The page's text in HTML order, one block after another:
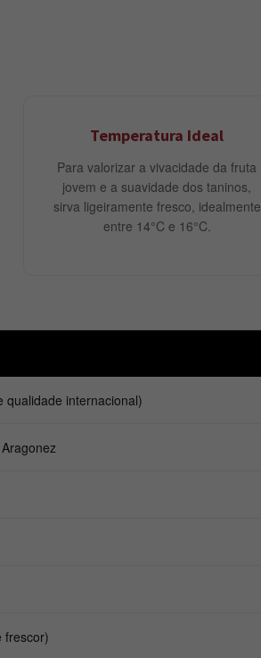
Temperatura Ideal
Para valorizar a vivacidade da fruta
jovem e a suavidade dos taninos,
sirva ligeiramente fresco, idealmente
entre 14°C e 16°C.
qualidade internacional)
frescor)